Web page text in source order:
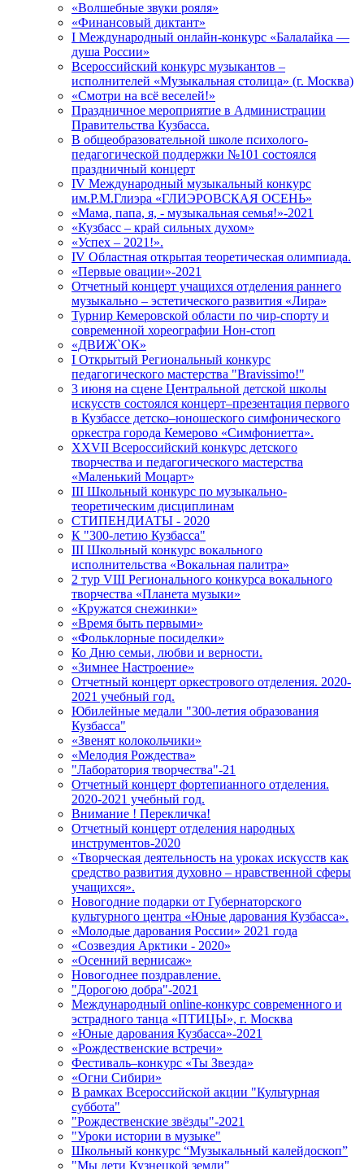
«Волшебные звуки рояля»
«Финансовый диктант»
I Международный онлайн-конкурс «Балалайка —
душа России»
Всероссийский конкурс музыкантов –
исполнителей «Музыкальная столица» (г. Москва)
«Смотри на всё веселей!»
Праздничное мероприятие в Администрации
Правительства Кузбасса.
В общеобразовательной школе психолого-
педагогической поддержки №101 состоялся
праздничный концерт
IV Международный музыкальный конкурс
им.Р.М.Глиэра «ГЛИЭРОВСКАЯ ОСЕНЬ»
«Мама, папа, я, - музыкальная семья!»-2021
«Кузбасс – край сильных духом»
«Успех – 2021!».
IV Областная открытая теоретическая олимпиада.
«Первые овации»-2021
Отчетный концерт учащихся отделения раннего
музыкально – эстетического развития «Лира»
Турнир Кемеровской области по чир-спорту и
современной хореографии Нон-стоп
«ДВИЖ`ОК»
I Открытый Региональный конкурс
педагогического мастерства "Bravissimo!"
3 июня на сцене Центральной детской школы
искусств состоялся концерт–презентация первого
в Кузбассе детско–юношеского симфонического
оркестра города Кемерово «Симфониетта».
XXVII Всероссийский конкурс детского
творчества и педагогического мастерства
«Маленький Моцарт»
III Школьный конкурс по музыкально-
теоретическим дисциплинам
СТИПЕНДИАТЫ - 2020
К "300-летию Кузбасса"
III Школьный конкурс вокального
исполнительства «Вокальная палитра»
2 тур VIII Регионального конкурса вокального
творчества «Планета музыки»
«Кружатся снежинки»
«Время быть первыми»
«Фольклорные посиделки»
Ко Дню семьи, любви и верности.
«Зимнее Настроение»
Отчетный концерт оркестрового отделения. 2020-
2021 учебный год.
Юбилейные медали "300-летия образования
Кузбасса"
«Звенят колокольчики»
«Мелодия Рождества»
"Лаборатория творчества"-21
Отчетный концерт фортепианного отделения.
2020-2021 учебный год.
Внимание ! Перекличка!
Отчетный концерт отделения народных
инструментов-2020
«Творческая деятельность на уроках искусств как
средство развития духовно – нравственной сферы
учащихся».
Новогодние подарки от Губернаторского
культурного центра «Юные дарования Кузбасса».
«Молодые дарования России» 2021 года
«Созвездия Арктики - 2020»
«Осенний вернисаж»
Новогоднее поздравление.
"Дорогою добра"-2021
Международный online-конкурс современного и
эстрадного танца «ПТИЦЫ», г. Москва
«Юные дарования Кузбасса»-2021
«Рождественские встречи»
Фестиваль–конкурс «Ты Звезда»
«Огни Сибири»
В рамках Всероссийской акции "Культурная
суббота"
"Рождественские звёзды"-2021
"Уроки истории в музыке"
Школьный конкурс “Музыкальный калейдоскоп”
"Мы дети Кузнецкой земли"